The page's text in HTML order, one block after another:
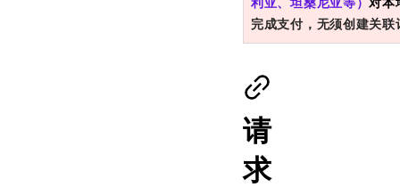
利亚、坦桑尼亚等） 对本
完成支付，无须创建关
请
求